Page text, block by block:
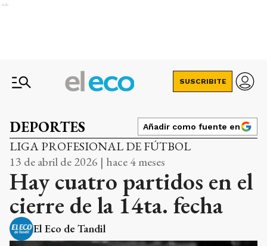
Ads
SUSCRIBITE
DEPORTES Añadir como fuente en
LIGA PROFESIONAL DE FÚTBOL
13 de abril de 2026 | hace 4 meses
Hay cuatro partidos en el
cierre de la 14ta. fecha
El Eco de Tandil